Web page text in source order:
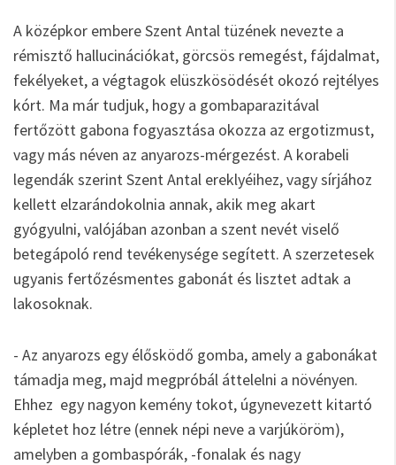
A középkor embere Szent Antal tüzének nevezte a
rémisztő hallucinációkat, görcsös remegést, fájdalmat,
fekélyeket, a végtagok elüszkösödését okozó rejtélyes
kórt. Ma már tudjuk, hogy a gombaparazitával
fertőzött gabona fogyasztása okozza az ergotizmust,
vagy más néven az anyarozs-mérgezést. A korabeli
legendák szerint Szent Antal ereklyéihez, vagy sírjához
kellett elzarándokolnia annak, akik meg akart
gyógyulni, valójában azonban a szent nevét viselő
betegápoló rend tevékenysége segített. A szerzetesek
ugyanis fertőzésmentes gabonát és lisztet adtak a
lakosoknak.
- Az anyarozs egy élősködő gomba, amely a gabonákat
támadja meg, majd megpróbál áttelelni a növényen.
Ehhez egy nagyon kemény tokot, úgynevezett kitartó
képletet hoz létre (ennek népi neve a varjúköröm),
amelyben a gombaspórák, -fonalak és nagy